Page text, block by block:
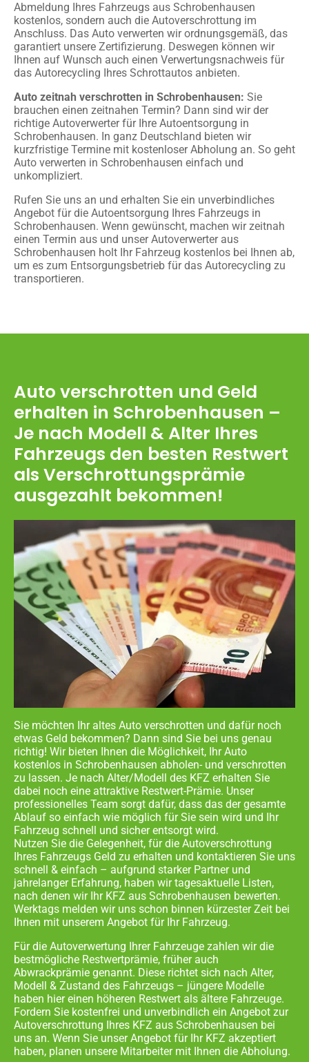
Abmeldung Ihres Fahrzeugs aus Schrobenhausen
kostenlos, sondern auch die Autoverschrottung im
Anschluss. Das Auto verwerten wir ordnungsgemäß, das
garantiert unsere Zertifizierung. Deswegen können wir
Ihnen auf Wunsch auch einen Verwertungsnachweis für
das Autorecycling Ihres Schrottautos anbieten.
Auto zeitnah verschrotten in Schrobenhausen: Sie
brauchen einen zeitnahen Termin? Dann sind wir der
richtige Autoverwerter für Ihre Autoentsorgung in
Schrobenhausen. In ganz Deutschland bieten wir
kurzfristige Termine mit kostenloser Abholung an. So geht
Auto verwerten in Schrobenhausen einfach und
unkompliziert.
Rufen Sie uns an und erhalten Sie ein unverbindliches
Angebot für die Autoentsorgung Ihres Fahrzeugs in
Schrobenhausen. Wenn gewünscht, machen wir zeitnah
einen Termin aus und unser Autoverwerter aus
Schrobenhausen holt Ihr Fahrzeug kostenlos bei Ihnen ab,
um es zum Entsorgungsbetrieb für das Autorecycling zu
transportieren.
Auto verschrotten und Geld
erhalten in Schrobenhausen –
Je nach Modell & Alter Ihres
Fahrzeugs den besten Restwert
als Verschrottungsprämie
ausgezahlt bekommen!
Sie möchten Ihr altes Auto verschrotten und dafür noch
etwas Geld bekommen? Dann sind Sie bei uns genau
richtig! Wir bieten Ihnen die Möglichkeit, Ihr Auto
kostenlos in Schrobenhausen abholen- und verschrotten
zu lassen. Je nach Alter/Modell des KFZ erhalten Sie
dabei noch eine attraktive Restwert-Prämie. Unser
professionelles Team sorgt dafür, dass das der gesamte
Ablauf so einfach wie möglich für Sie sein wird und Ihr
Fahrzeug schnell und sicher entsorgt wird.
Nutzen Sie die Gelegenheit, für die Autoverschrottung
Ihres Fahrzeugs Geld zu erhalten und kontaktieren Sie uns
schnell & einfach – aufgrund starker Partner und
jahrelanger Erfahrung, haben wir tagesaktuelle Listen,
nach denen wir Ihr KFZ aus Schrobenhausen bewerten.
Werktags melden wir uns schon binnen kürzester Zeit bei
Ihnen mit unserem Angebot für Ihr Fahrzeug.
Für die Autoverwertung Ihrer Fahrzeuge zahlen wir die
bestmögliche Restwertprämie, früher auch
Abwrackprämie genannt. Diese richtet sich nach Alter,
Modell & Zustand des Fahrzeugs – jüngere Modelle
haben hier einen höheren Restwert als ältere Fahrzeuge.
Fordern Sie kostenfrei und unverbindlich ein Angebot zur
Autoverschrottung Ihres KFZ aus Schrobenhausen bei
uns an. Wenn Sie unser Angebot für Ihr KFZ akzeptiert
haben, planen unsere Mitarbeiter mit Ihnen die Abholung.